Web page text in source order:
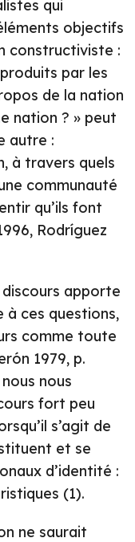
qui
objectifs
constructiviste :
par les
de la nation
nation ? » peut
autre :
à travers quels
communauté
qu’ils font
Rodríguez
discours apporte
à ces questions,
comme toute
1979, p.
nous
fort peu
s’agit de
et se
d’identité :
(1).
ne saurait